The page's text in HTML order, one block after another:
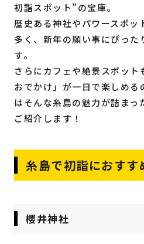
初詣スポット”の宝庫。
歴史ある神社やパワースポッ
多く、新年の願い事にぴった
す。
さらにカフェや絶景スポット
おでかけ」が一日で楽しめる
はそんな糸島の魅力が詰ま
ご紹介します！
糸島で初詣におすす
櫻井神社